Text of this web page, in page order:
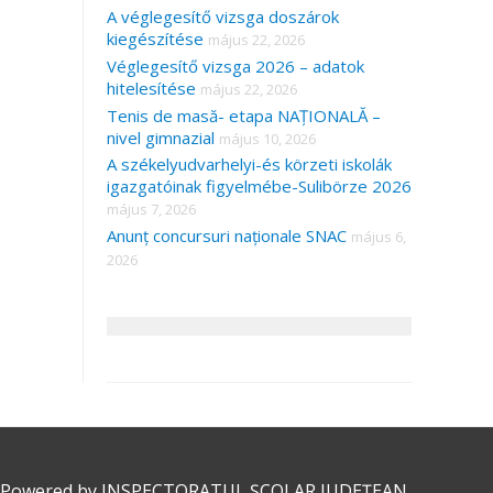
A véglegesítő vizsga doszárok
kiegészítése május 22, 2026
Véglegesítő vizsga 2026 – adatok
hitelesítése május 22, 2026
Tenis de masă- etapa NAȚIONALĂ –
nivel gimnazial május 10, 2026
A székelyudvarhelyi-és körzeti iskolák
igazgatóinak figyelmébe-Sulibörze 2026
május 7, 2026
Anunț concursuri naționale SNAC május 6,
2026